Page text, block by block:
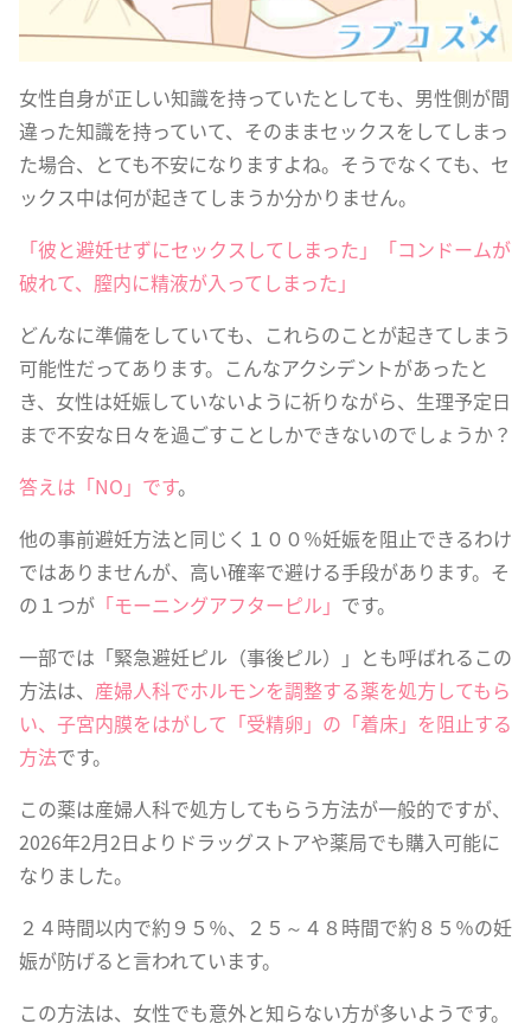
女性自身が正しい知識を持っていたとしても、男性側が間
違った知識を持っていて、そのままセックスをしてしまっ
た場合、とても不安になりますよね。そうでなくても、セ
ックス中は何が起きてしまうか分かりません。
「彼と避妊せずにセックスしてしまった」「コンドームが
破れて、膣内に精液が入ってしまった」
どんなに準備をしていても、これらのことが起きてしまう
可能性だってあります。こんなアクシデントがあったと
き、女性は妊娠していないように祈りながら、生理予定日
まで不安な日々を過ごすことしかできないのでしょうか？
答えは「NO」です。
他の事前避妊方法と同じく１００％妊娠を阻止できるわけ
ではありませんが、高い確率で避ける手段があります。そ
の１つが 「モーニングアフターピル」 です。
一部では「緊急避妊ピル（事後ピル）」とも呼ばれるこの
方法は、 産婦人科でホルモンを調整する薬を処方してもら
い、子宮内膜をはがして「受精卵」の「着床」を阻止する
方法です。
この薬は産婦人科で処方してもらう方法が一般的ですが、
2026年2月2日よりドラッグストアや薬局でも購入可能に
なりました。
２４時間以内で約９５％、２５～４８時間で約８５％の妊
娠が防げると言われています。
この方法は、女性でも意外と知らない方が多いようです。